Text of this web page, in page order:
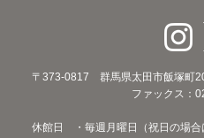
〒373‐0817 群馬県太田市飯塚
ファックス：
休館日 ・毎週月曜日（祝日の場